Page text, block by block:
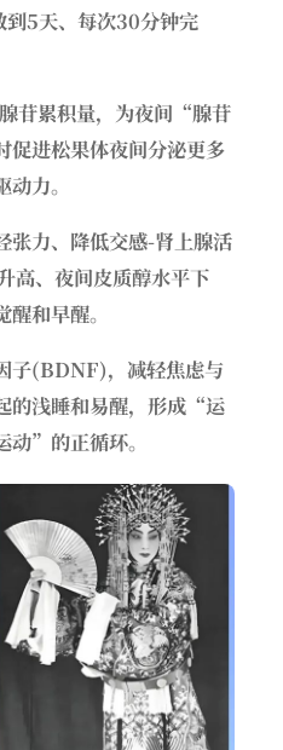
5天、每次30分钟完
苷累积量，为夜间“腺苷
进松果体夜间分泌更多
力。
张力、降低交感-肾上腺活
高、夜间皮质醇水平下
和早醒。
子(BDNF)，减轻焦虑与
的浅睡和易醒，形成“运
”的正循环。